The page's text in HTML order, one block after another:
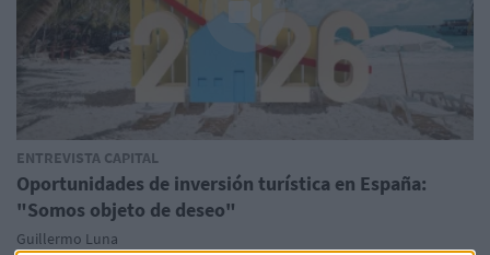
ENTREVISTA CAPITAL
Oportunidades de inversión turística en España:
"Somos objeto de deseo"
Guillermo Luna